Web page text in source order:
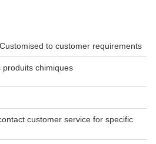
Neutral Customised to customer requirements
produits chimiques
customer service for specific